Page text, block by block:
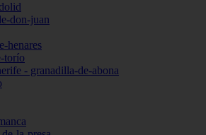
don-juan
henares
torío
- granadilla-de-abona